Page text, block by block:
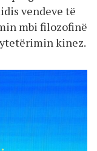
vendeve të
mbi filozofinë
kinez.